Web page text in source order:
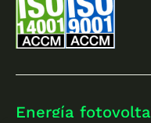
Energía